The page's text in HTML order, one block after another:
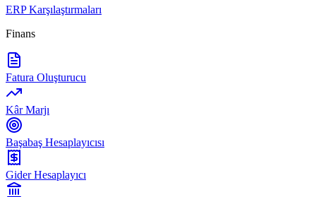
ERP Karşılaştırmaları
Finans
Fatura Oluşturucu
Kâr Marjı
Başabaş Hesaplayıcısı
Gider Hesaplayıcı